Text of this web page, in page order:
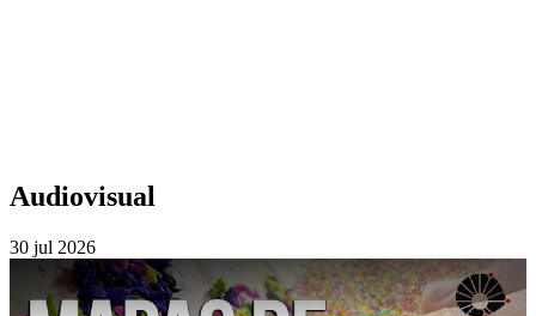
Audiovisual
30 jul 2026